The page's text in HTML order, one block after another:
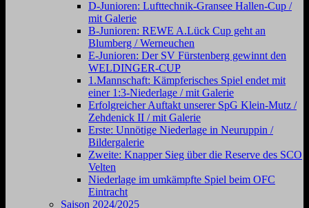
D-Junioren: Lufttechnik-Gransee Hallen-Cup /
mit Galerie
B-Junioren: REWE A.Lück Cup geht an
Blumberg / Werneuchen
E-Junioren: Der SV Fürstenberg gewinnt den
WELDINGER-CUP
1.Mannschaft: Kämpferisches Spiel endet mit
einer 1:3-Niederlage / mit Galerie
Erfolgreicher Auftakt unserer SpG Klein-Mutz /
Zehdenick II / mit Galerie
Erste: Unnötige Niederlage in Neuruppin /
Bildergalerie
Zweite: Knapper Sieg über die Reserve des SCO
Velten
Niederlage im umkämpfte Spiel beim OFC
Eintracht
Saison 2024/2025